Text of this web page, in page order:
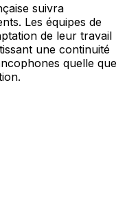
suivra
Les équipes de
de leur travail
une continuité
quelle que